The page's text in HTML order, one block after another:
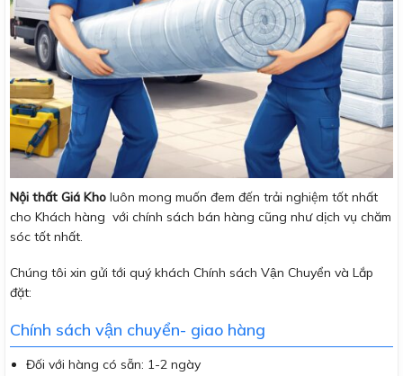
Nội thất Giá Kho luôn mong muốn đem đến trải nghiệm tốt nhất
cho Khách hàng với chính sách bán hàng cũng như dịch vụ chăm
sóc tốt nhất.
Chúng tôi xin gửi tới quý khách Chính sách Vận Chuyển và Lắp
đặt:
Chính sách vận chuyển- giao hàng
Đối với hàng có sẵn: 1-2 ngày